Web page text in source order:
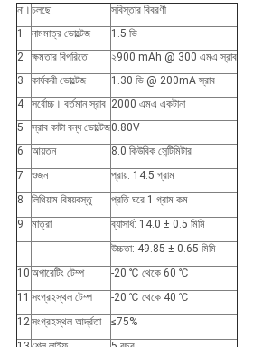
না। চলছে
সবিস্তার বিবরণী
1
নামমাত্র ভোল্টেজ
1.5 ভি
2
ক্ষমতার বিপরিতে
২900 mAh @ 300 এমএ স্রাব
3
কার্যকরী ভোল্টেজ
1.30 ভি @ 200mA স্রাব
4
সর্বোচ্চ। বর্তমান স্রাব 2000 এমএ একটানা
5
স্রাব কাটা বন্ধ ভোল্টেজ0.80V
6
আয়তন
8.0 কিউবিক সেন্টিমিটার
7
ওজন
প্রায়. 14.5 গ্রাম
8
লিথিয়াম বিষয়বস্তু
প্রতি ঘরে 1 গ্রাম কম
9
মাত্রা
ব্যাসার্ধ: 14.0 ± 0.5 মিমি
উচ্চতা: 49.85 ± 0.65 মিমি
10 অপারেটিং টেম্প
-20 ℃ থেকে 60 ℃
11 সংগ্রহস্থল টেম্প
-20 ℃ থেকে 40 ℃
12সংগ্রহস্থল আর্দ্রতা
≤75%